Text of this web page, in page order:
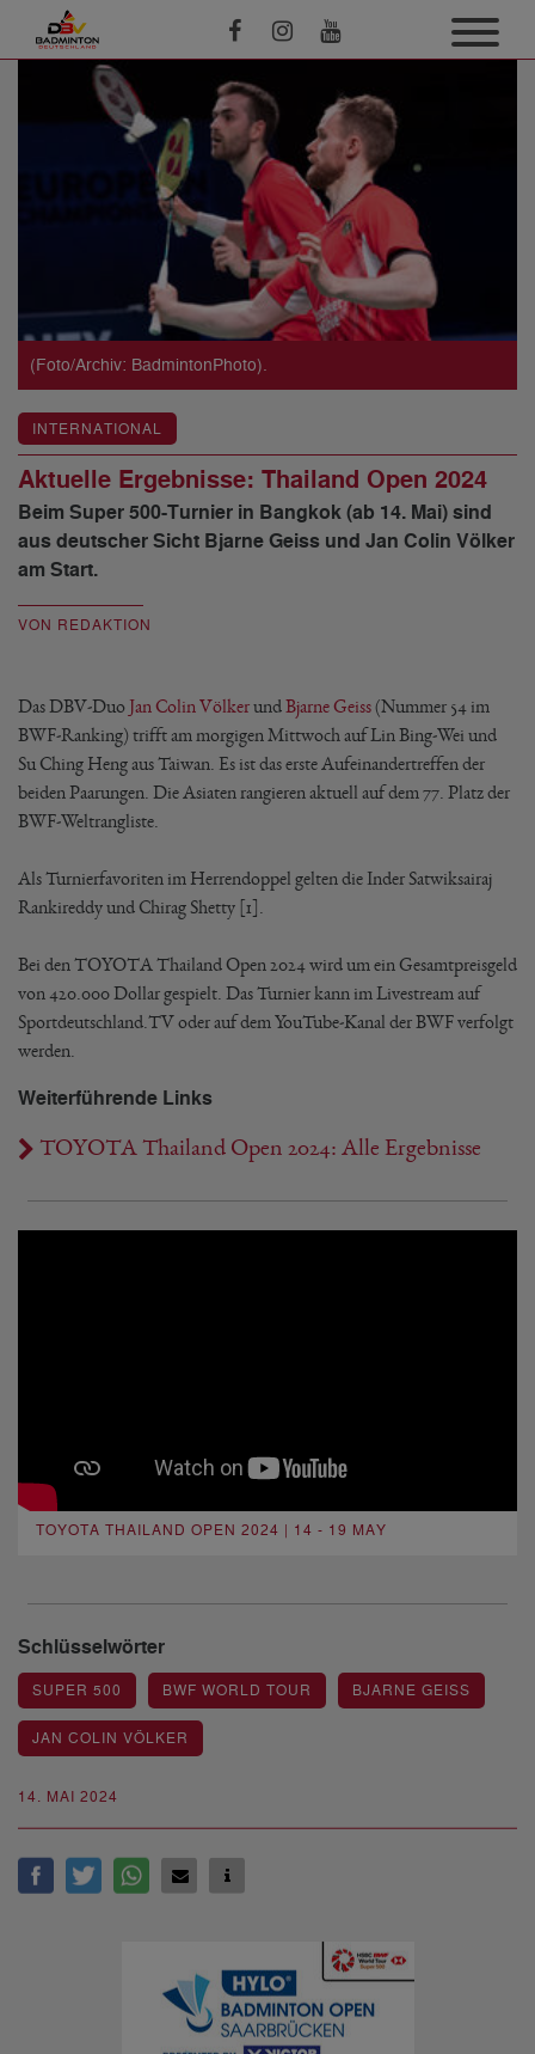
(Foto/Archiv: BadmintonPhoto).
14. MAI 2024
INTERNATIONAL
Aktuelle Ergebnisse: Thailand Open 2024
Beim Super 500-Turnier in Bangkok (ab 14. Mai) sind
aus deutscher Sicht Bjarne Geiss und Jan Colin Völker
am Start.
VON REDAKTION
Das DBV-Duo Jan Colin VölkerundBjarne Geiss(Nummer 54 im
BWF-Ranking) trifft am morgigen Mittwoch auf Lin Bing-Wei und
Su Ching Heng aus Taiwan. Es ist das erste Aufeinandertreffen der
beiden Paarungen. Die Asiaten rangieren aktuell auf dem 77. Platz der
BWF-Weltrangliste.
Als Turnierfavoriten im Herrendoppel gelten die Inder Satwiksairaj
Rankireddy und Chirag Shetty [1].
Bei den TOYOTA Thailand Open 2024 wird um ein Gesamtpreisgeld
von 420.000 Dollar gespielt. Das Turnier kann im Livestream auf
Sportdeutschland.TV oder auf dem YouTube-Kanal der BWF verfolgt
werden.
Weiterführende Links
TOYOTA Thailand Open 2024: Alle Ergebnisse
TOYOTA THAILAND OPEN 2024 | 14 - 19 MAY
Schlüsselwörter
SUPER 500 BWF WORLD TOUR BJARNE GEISS
JAN COLIN VÖLKER